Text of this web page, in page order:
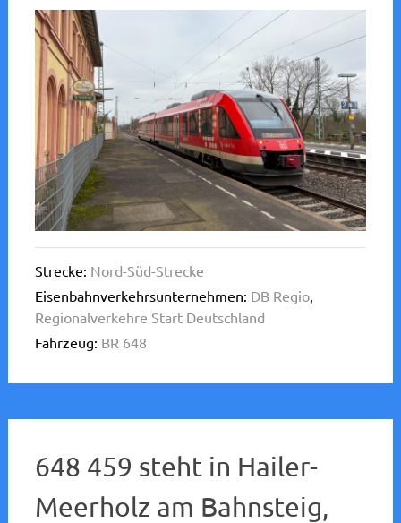
Strecke: Nord-Süd-Strecke
Eisenbahnverkehrsunternehmen: DB Regio,
Regionalverkehre Start Deutschland
Fahrzeug: BR 648
648 459 steht in Hailer-
Meerholz am Bahnsteig,